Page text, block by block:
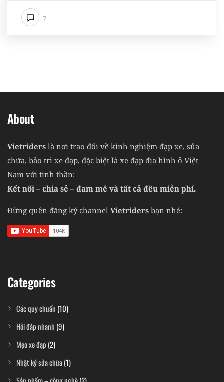
7
About
Vietriders là nơi trao đổi về kinh nghiệm đạp xe, sửa
chữa, bảo trì xe đạp, đặc biệt là xe đạp địa hình ở Việt
Nam với tinh thần:
Kết nối – chia sẻ – đam mê và tất cả đều miễn phí.
Đừng quên đăng ký channel Vietriders bạn nhé:
Categories
Các quy chuẩn (10)
Hỏi đáp nhanh (9)
Mẹo xe đạp (2)
Nhật ký sửa chữa(1)